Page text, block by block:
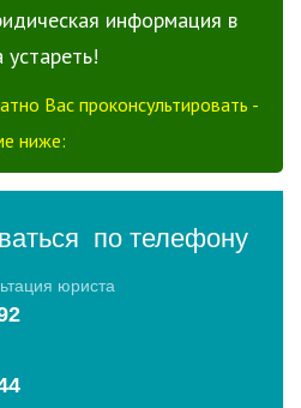
информация в
Вас проконсультировать -
ниже: